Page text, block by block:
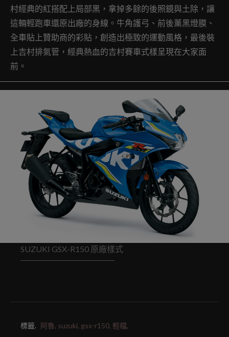
村經典的紅搭配上局部黑，拿掉多餘的後照鏡與土除，讓
這輛輕跑車還原出廠的身線。牛角護弓、前後薰黑燈膜、
全車貼上贊助商的彩貼，創造出極致的運動風格，最後裝
上吉村排氣管，經典熱血的吉村賽車式樣呈現在大家面
前。
SUZUKI GSX-R150 原廠樣式
標籤. 阿魯, suzuki, gsx-r150, 輕檔,